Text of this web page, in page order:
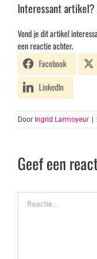
Interessant artikel?
Vond je dit artikel
een reactie achter.
Facebook
LinkedIn
Door Ingrid Larmoyeur
Geef een